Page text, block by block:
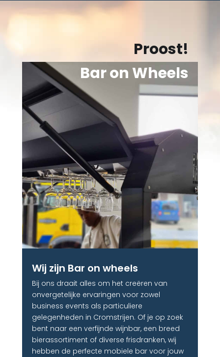
Proost!
Bar on Wheels
Wij zijn Bar on wheels
Bij ons draait alles om het creëren van
onvergetelijke ervaringen voor zowel
business events als particuliere
gelegenheden in Cromstrijen. Of je op zoek
bent naar een verfijnde wijnbar, een breed
bierassortiment of diverse frisdranken, wij
hebben de perfecte mobiele bar voor jouw